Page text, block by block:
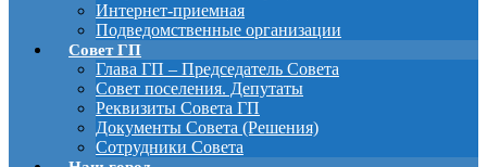
Интернет-приемная
Подведомственные организации
Совет ГП
Глава ГП – Председатель Совета
Совет поселения. Депутаты
Реквизиты Совета ГП
Документы Совета (Решения)
Сотрудники Совета